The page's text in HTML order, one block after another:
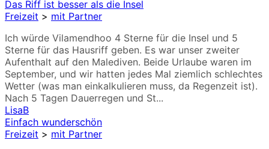
Das Riff ist besser als die Insel
Freizeit > mit Partner
Ich würde Vilamendhoo 4 Sterne für die Insel und 5
Sterne für das Hausriff geben. Es war unser zweiter
Aufenthalt auf den Malediven. Beide Urlaube waren im
September, und wir hatten jedes Mal ziemlich schlechtes
Wetter (was man einkalkulieren muss, da Regenzeit ist).
Nach 5 Tagen Dauerregen und St...
LisaB
Einfach wunderschön
Freizeit > mit Partner